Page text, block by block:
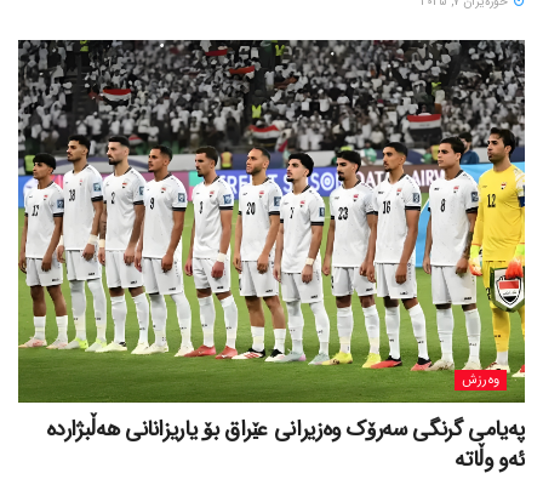
وەرزش
پەیامی گرنگی سەرۆک وەزیرانی عێراق بۆ یاریزانانی هەڵبژارده
ئەو وڵاتە